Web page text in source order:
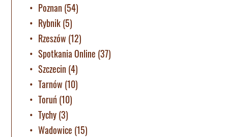
Poznan (54)
Rybnik(5)
Rzeszów (12)
Spotkania Online (37)
Szczecin (4)
Tarnów (10)
Toruń (10)
Tychy(3)
Wadowice (15)